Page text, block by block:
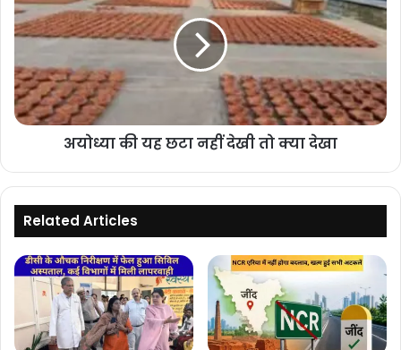
यह
छटा
देखी
तो
क्या
देखा
अयोध्या की यह छटा नहीं देखी तो क्या देखा
Related Articles